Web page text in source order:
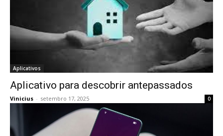
Aplicativos
Aplicativo para descobrir antepassados
Vinicius - setembro 17, 2025 0